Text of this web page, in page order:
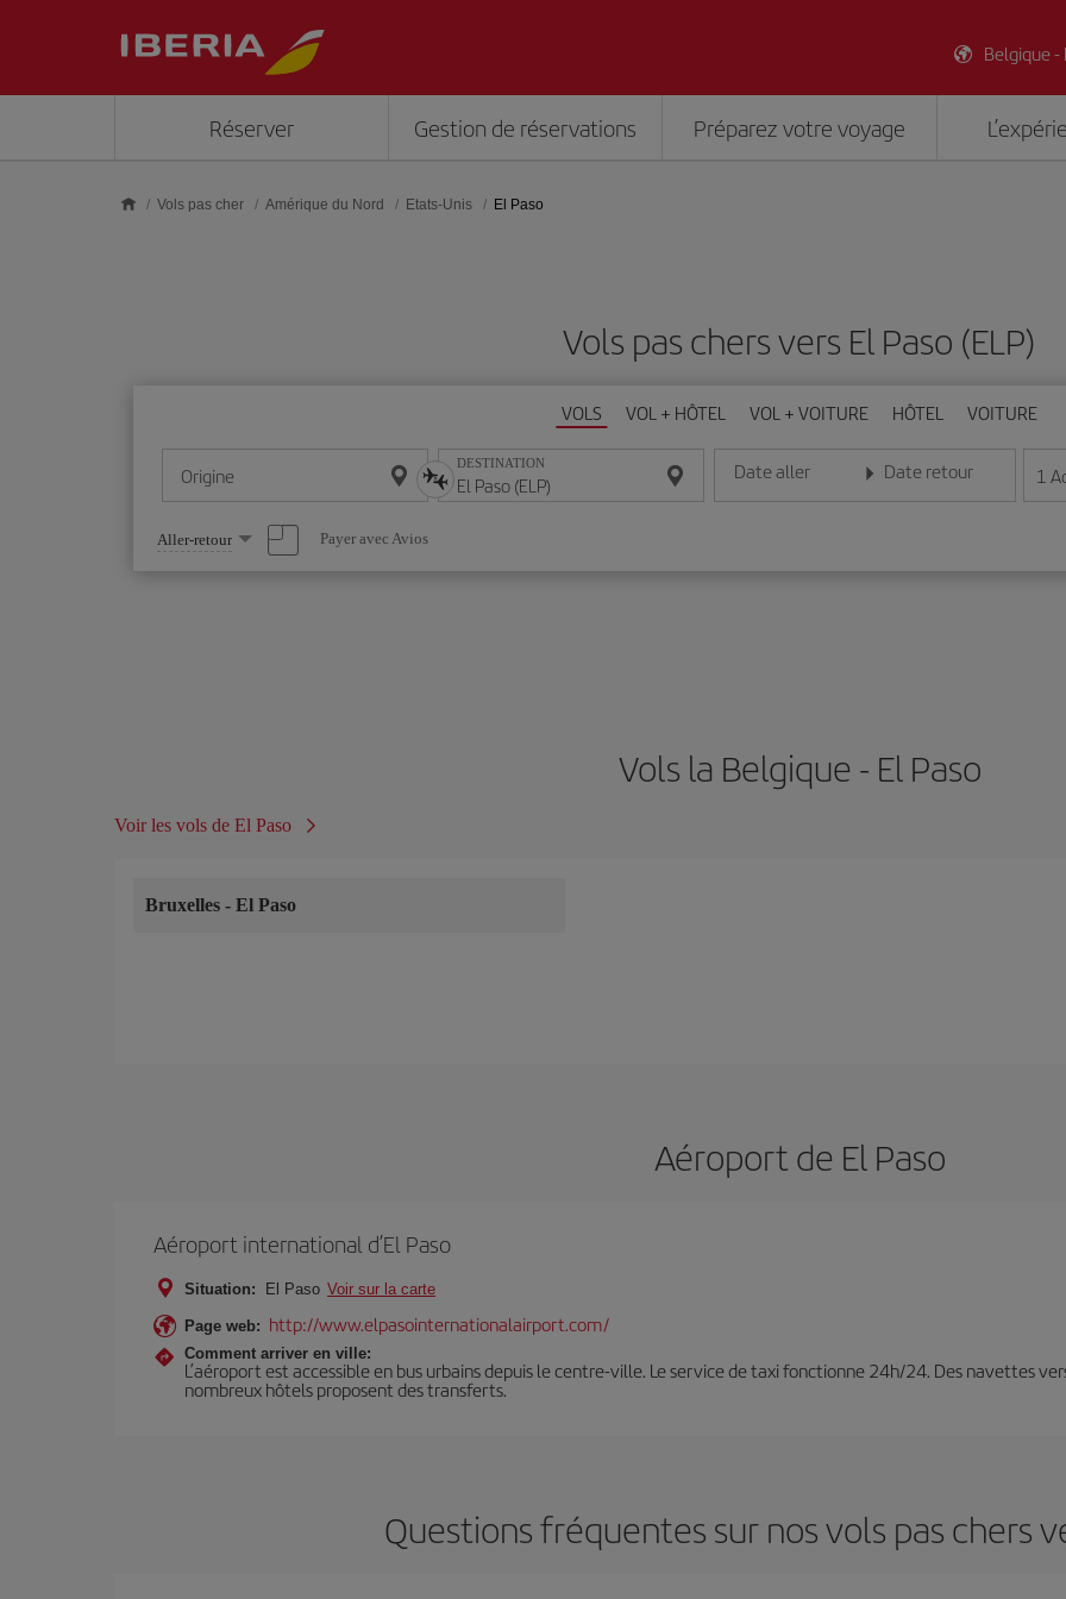
Belgique -
Réserver Gestion de réservations Préparez votre voyage
Vols pas cher Amérique du Nord Etats-Unis El Paso
Vols pas chers vers El Paso (ELP)
VOLS VOL + HÔTEL VOL + VOITURE HÔTEL VOITURE
Origine DESTINATION Date aller
Entrez la date au format jour/mois/année
Date retour
Entrez la date au format jour/
1
Sélectionnez
une
option
Aller-retour Payer avec Avios
Vols la Belgique - El Paso
Voir les vols de El Paso
Bruxelles - El Paso
Aéroport de El Paso
Aéroport international d’El Paso
Situation: El Paso Voir sur la carte
Page web: http://www.elpasointernationalairport.com/
Comment arriver en ville:
L’aéroport est accessible en bus urbains depuis le centre-ville. Le service de taxi fonctionne 24h/24. Des navettes
nombreux hôtels proposent des transferts.
Questions fréquentes sur nos vols pas chers